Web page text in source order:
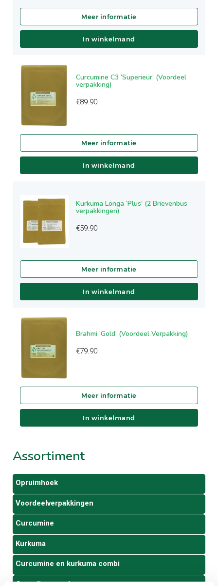
Assortiment
Opruimhoek
Voordeelverpakkingen
Curcumine
Kurkuma
Curcumine en kurkuma combi
Groenlipmossel
In winkelmand
Curcumine C3 ‘Superieur’ (Voordeel
verpakking)
€89.90
In winkelmand
Kurkuma Longa ‘Plus’ (2 Brievenbus
verpakkingen)
€59.90
In winkelmand
Brahmi ‘Gold’ (Voordeel Verpakking)
€79.90
In winkelmand